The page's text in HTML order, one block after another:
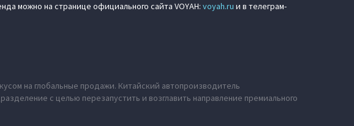
можно на странице официального сайта VOYAH: voyah.ru и в телеграм-
на глобальные продажи. Китайский автопроизводитель
с целью перезапустить и возглавить направление премиального